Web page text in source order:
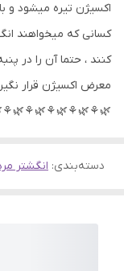
اکسیژن تیره میشود و
کسانی که میخواهند
کنند ، حتما آن را در
معرض اکسیژن قرار
دسته‌بندی: انگشتر